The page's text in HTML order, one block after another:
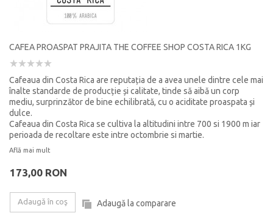
CAFEA PROASPAT PRAJITA THE COFFEE SHOP COSTA RICA 1KG
Cafeaua din Costa Rica are reputația de a avea unele dintre cele mai
înalte standarde de producție și calitate, tinde să aibă un corp
mediu, surprinzător de bine echilibrată, cu o aciditate proaspata și
dulce.
Cafeaua din Costa Rica se cultiva la altitudini intre 700 si 1900 m iar
perioada de recoltare este intre octombrie si martie.
Află mai mult
173,00 RON
Adaugă în coş Adaugă la comparare